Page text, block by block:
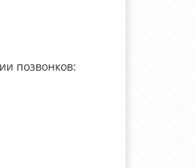
позвонков: